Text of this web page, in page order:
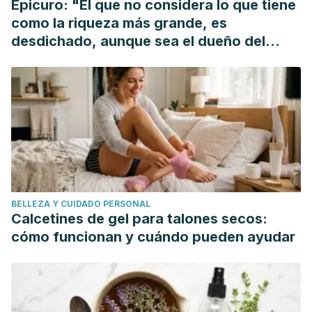
weight loss. Clin Nutr ESPEN, 2018. 24: 14-21.
Epicuro: "El que no considera lo que tiene
como la riqueza más grande, es
desdichado, aunque sea el dueño del
BELLEZA Y CUIDADO PERSONAL
Calcetines de gel para talones secos:
cómo funcionan y cuándo pueden ayudar